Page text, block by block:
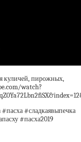
пирожных,
watch?
#сладкаявыпечка
#пасха2019